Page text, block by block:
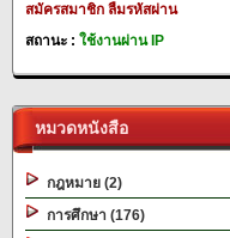
สมัครสมาชิก ลืมรหัสผ่าน
สถานะ : ใช้งานผ่าน IP
หมวดหนังสือ
กฎหมาย (2)
การศึกษา (176)